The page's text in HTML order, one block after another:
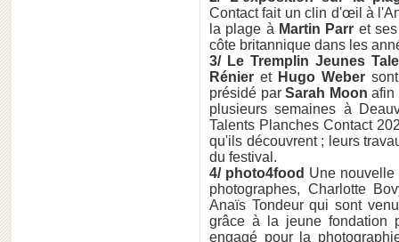
Contact fait un clin d'œil à
la plage à Martin Parr et
côte britannique dans les
3/ Le Tremplin Jeunes
Rénier et Hugo Weber
présidé parSarah Moon afin
plusieurs semaines à
Talents Planches Contact
qu'ils découvrent ; leurs
du festival.
4/ photo4food Une
photographes, Charlotte
Anaïs Tondeur qui sont
grâce à la jeune fondation
engagé pour la